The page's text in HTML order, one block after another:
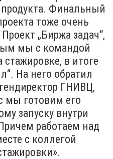
продукта. Финальный
тоже очень
„Биржа задач“,
мы с командой
стажировке, в итоге
На него обратил
ГНИВЦ,
мы готовим его
запуску внутри
работаем над
с коллегой